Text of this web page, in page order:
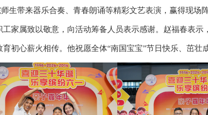
生带来器乐合奏、青春朗诵等精彩文艺表演，赢得现场
家属致以敬意，向活动筹备人员表示感谢。赵福春表
初心薪火相传。他祝愿全体“南国宝宝”节日快乐、茁壮